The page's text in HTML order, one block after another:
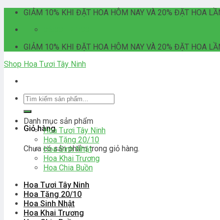
Skip
content
GIẢM 10% KHI ĐẶT HOA HÔM NAY VÀ 20% ĐẶT HOA
GIẢM 10% KHI ĐẶT HOA HÔM NAY VÀ 20% ĐẶT HOA
Shop Hoa Tươi Tây Ninh
Tìm
kiếm:
Giỏ hàng
Chưa có sản phẩm trong giỏ hàng.
Danh mục sản phẩm
Hoa Tươi Tây Ninh
Hoa Tặng 20/10
Hoa Sinh Nhật
Hoa Khai Trương
Hoa Chia Buồn
Hoa Tươi Tây Ninh
Hoa Tặng 20/10
Hoa Sinh Nhật
Hoa Khai Trương